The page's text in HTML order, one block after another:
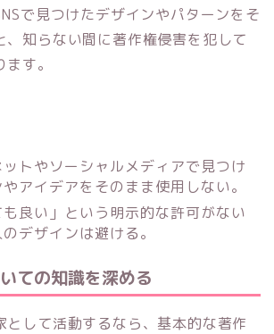
で見つけたデザインやパターンをそ
、知らない間に著作権侵害を犯して
す。
トやソーシャルメディアで見つけ
アイデアをそのまま使用しない。
も良い」という明示的な許可がない
デザインは避ける。
ての知識を深める
として活動するなら、基本的な著作